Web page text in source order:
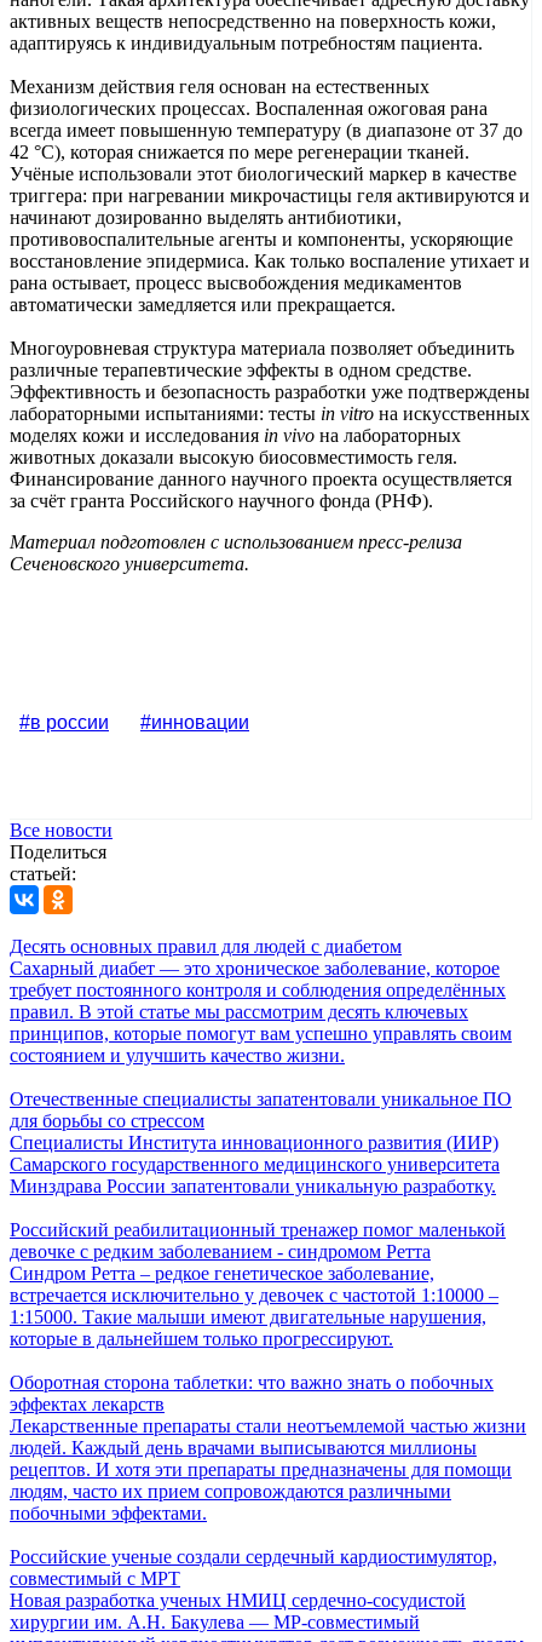
активных веществ непосредственно на поверхность кожи,
адаптируясь к индивидуальным потребностям пациента.
Механизм действия геля основан на естественных
физиологических процессах. Воспаленная ожоговая рана
всегда имеет повышенную температуру (в диапазоне от 37 до
42 °C), которая снижается по мере регенерации тканей.
Учёные использовали этот биологический маркер в качестве
триггера: при нагревании микрочастицы геля активируются и
начинают дозированно выделять антибиотики,
противовоспалительные агенты и компоненты, ускоряющие
восстановление эпидермиса. Как только воспаление утихает и
рана остывает, процесс высвобождения медикаментов
автоматически замедляется или прекращается.
Многоуровневая структура материала позволяет объединить
различные терапевтические эффекты в одном средстве.
Эффективность и безопасность разработки уже подтверждены
лабораторными испытаниями: тесты in vitro на искусственных
моделях кожи и исследования in vivo на лабораторных
животных доказали высокую биосовместимость геля.
Финансирование данного научного проекта осуществляется
за счёт гранта Российского научного фонда (РНФ).
Материал подготовлен с использованием пресс-релиза
Сеченовского университета.
#в россии #инновации
Все новости
Поделиться
статьей:
Десять основных правил для людей с диабетом
Сахарный диабет — это хроническое заболевание, которое
требует постоянного контроля и соблюдения определённых
правил. В этой статье мы рассмотрим десять ключевых
принципов, которые помогут вам успешно управлять своим
состоянием и улучшить качество жизни.
Отечественные специалисты запатентовали уникальное ПО
для борьбы со стрессом
Специалисты Института инновационного развития (ИИР)
Самарского государственного медицинского университета
Минздрава России запатентовали уникальную разработку.
Российский реабилитационный тренажер помог маленькой
девочке с редким заболеванием - синдромом Ретта
Синдром Ретта – редкое генетическое заболевание,
встречается исключительно у девочек с частотой 1:10000 –
1:15000. Такие малыши имеют двигательные нарушения,
которые в дальнейшем только прогрессируют.
Оборотная сторона таблетки: что важно знать о побочных
эффектах лекарств
Лекарственные препараты стали неотъемлемой частью жизни
людей. Каждый день врачами выписываются миллионы
рецептов. И хотя эти препараты предназначены для помощи
людям, часто их прием сопровождаются различными
побочными эффектами.
Российские ученые создали сердечный кардиостимулятор,
совместимый с МРТ
Новая разработка ученых НМИЦ сердечно-сосудистой
хирургии им. А.Н. Бакулева — МР-совместимый